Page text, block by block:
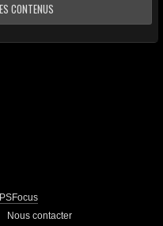
CONTENUS
IPSFocus
Nous contacter